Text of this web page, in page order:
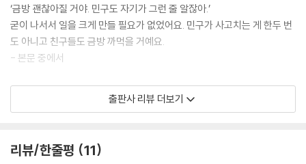
‘금방 괜찮아질 거야. 민구도 자기가 그런 줄 알잖아.’
굳이 나서서 일을 크게 만들 필요가 없었어요. 민구가 사고치는 게 한두 번
도 아니고 친구들도 금방 까먹을 거예요.
- 본문 중에서
잘못을 인정하고 자신의 잘못을 솔직하게 말하는 건 어려운 일입니다. 특
히 자신의 잘못을 아무도 알아차리지 못 했을 때는 더욱 그렇습니다. 가만
혹을 물리치기 위해선 큰 용기가 필요합니다. 책의 주인공인 소라는 자신
출판사 리뷰 더보기
리뷰/한줄평 11